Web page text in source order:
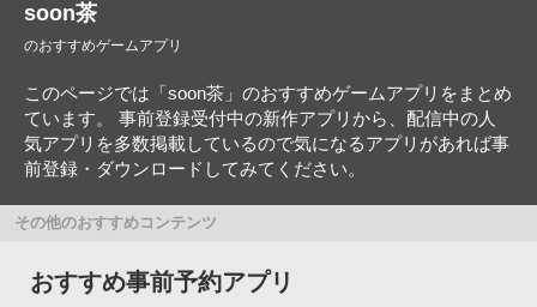
soon茶
のおすすめゲームアプリ
このページでは「soon茶」のおすすめゲームアプリをまとめ
ています。 事前登録受付中の新作アプリから、配信中の人
気アプリを多数掲載しているので気になるアプリがあれば事
前登録・ダウンロードしてみてください。
その他のおすすめコンテンツ
おすすめ事前予約アプリ